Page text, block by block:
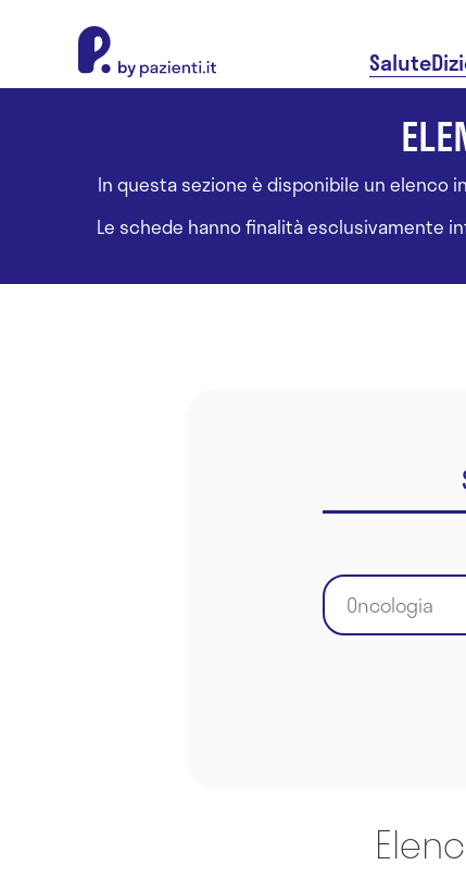
Salute
In questa sezione è disponibile un elenco
Le schede hanno finalità esclusivamente
Oncologia